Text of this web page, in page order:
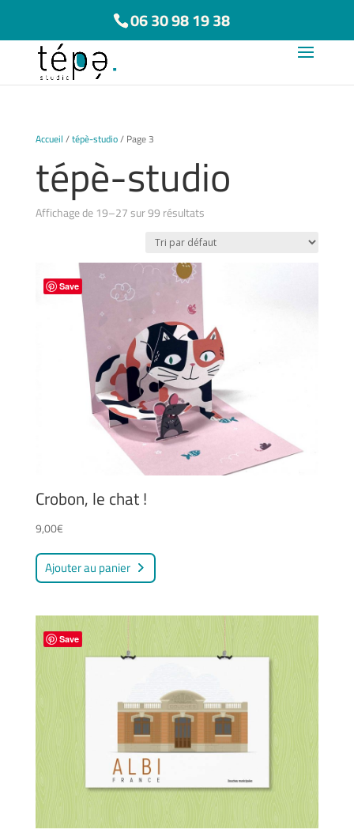
06 30 98 19 38
Accueil /tépè-studio/ Page 3
tépè-studio
Affichage de 19–27 sur 99 résultats
Save
Crobon, le chat !
9,00€
Ajouter au panier
Save